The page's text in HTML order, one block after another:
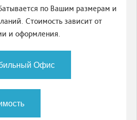
по Вашим размерам и
Стоимость зависит от
и оформления.
Офис